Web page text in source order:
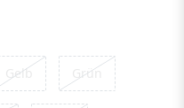
Gelb Grün